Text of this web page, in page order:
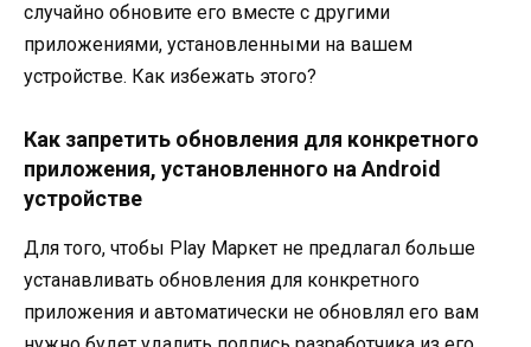
случайно обновите его вместе с другими
приложениями, установленными на вашем
устройстве. Как избежать этого?
Как запретить обновления для конкретного
приложения, установленного на Android
устройстве
Для того, чтобы Play Маркет не предлагал больше
устанавливать обновления для конкретного
приложения и автоматически не обновлял его вам